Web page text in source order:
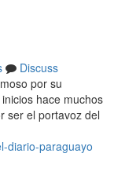
Discuss
por su
hace muchos
ser el portavoz del
diario-paraguayo